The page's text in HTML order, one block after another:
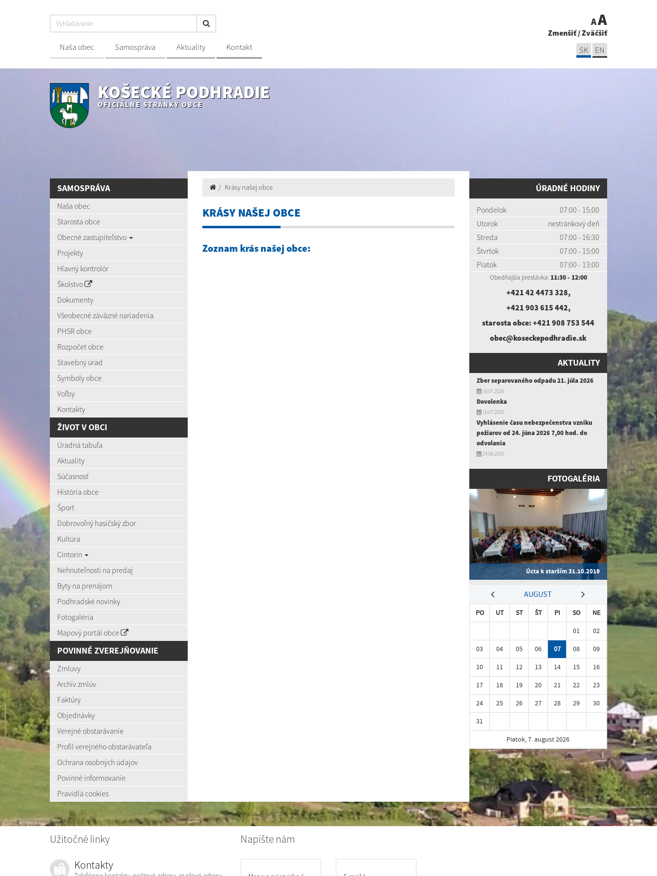
Naša obec Samospráva Aktuality Kontakt
AA
Zmenšiť/Zväčšiť
SK EN
KOŠECKÉ PODHRADIE
OFICIÁLNE STRÁNKY OBCE
SAMOSPRÁVA
Naša obec
Starosta obce
Obecné zastupiteľstvo
Projekty
Hlavný kontrolór
Školstvo
Dokumenty
Všeobecné záväzné nariadenia
PHSR obce
Rozpočet obce
Stavebný úrad
Symboly obce
Voľby
Kontakty
ŽIVOT V OBCI
Úradná tabuľa
Aktuality
Súčasnosť
História obce
Šport
Dobrovoľný hasičský zbor
Kultúra
Cintorín
Nehnuteľnosti na predaj
Byty na prenájom
Podhradské novinky
Fotogaléria
Mapový portál obce
POVINNÉ ZVEREJŇOVANIE
Zmluvy
Archív zmlúv
Faktúry
Objednávky
Verejné obstarávanie
Profil verejného obstarávateľa
Ochrana osobných údajov
Povinné informovanie
Pravidlá cookies
Krásy našej obce
KRÁSY NAŠEJ OBCE
Zoznam krás našej obce:
ÚRADNÉ HODINY
Pondelok
07:00 - 15:00
Utorok
nestránkový deň
Streda
07:00 - 16:30
Štvrtok
07:00 - 15:00
Piatok
07:00 - 13:00
Obedňajšia prestávka: 11:30 - 12:00
+421 42 4473 328,
+421 903 615 442,
starosta obce:+421 908 753 544
obec@koseckepodhradie.sk
AKTUALITY
Zber separovaného odpadu 21. júla 2026
16.07.2026
Dovolenka
16.07.2026
Vyhlásenie času nebezpečenstva vzniku
požiarov od 24. júna 2026 7,00 hod. do
odvolania
24.06.2026
FOTOGALÉRIA
Úcta k starším 31.10.2019
AUGUST
PO UT ST ŠT PI SO
NE
01
02
03
04 05 06 07 08
09
10
11 12 13 14 15
16
17
18 19 20 21 22
23
24
25 26 27 28 29
30
31
Piatok, 7. august 2026
Napíšte nám
Užitočné linky
Kontakty